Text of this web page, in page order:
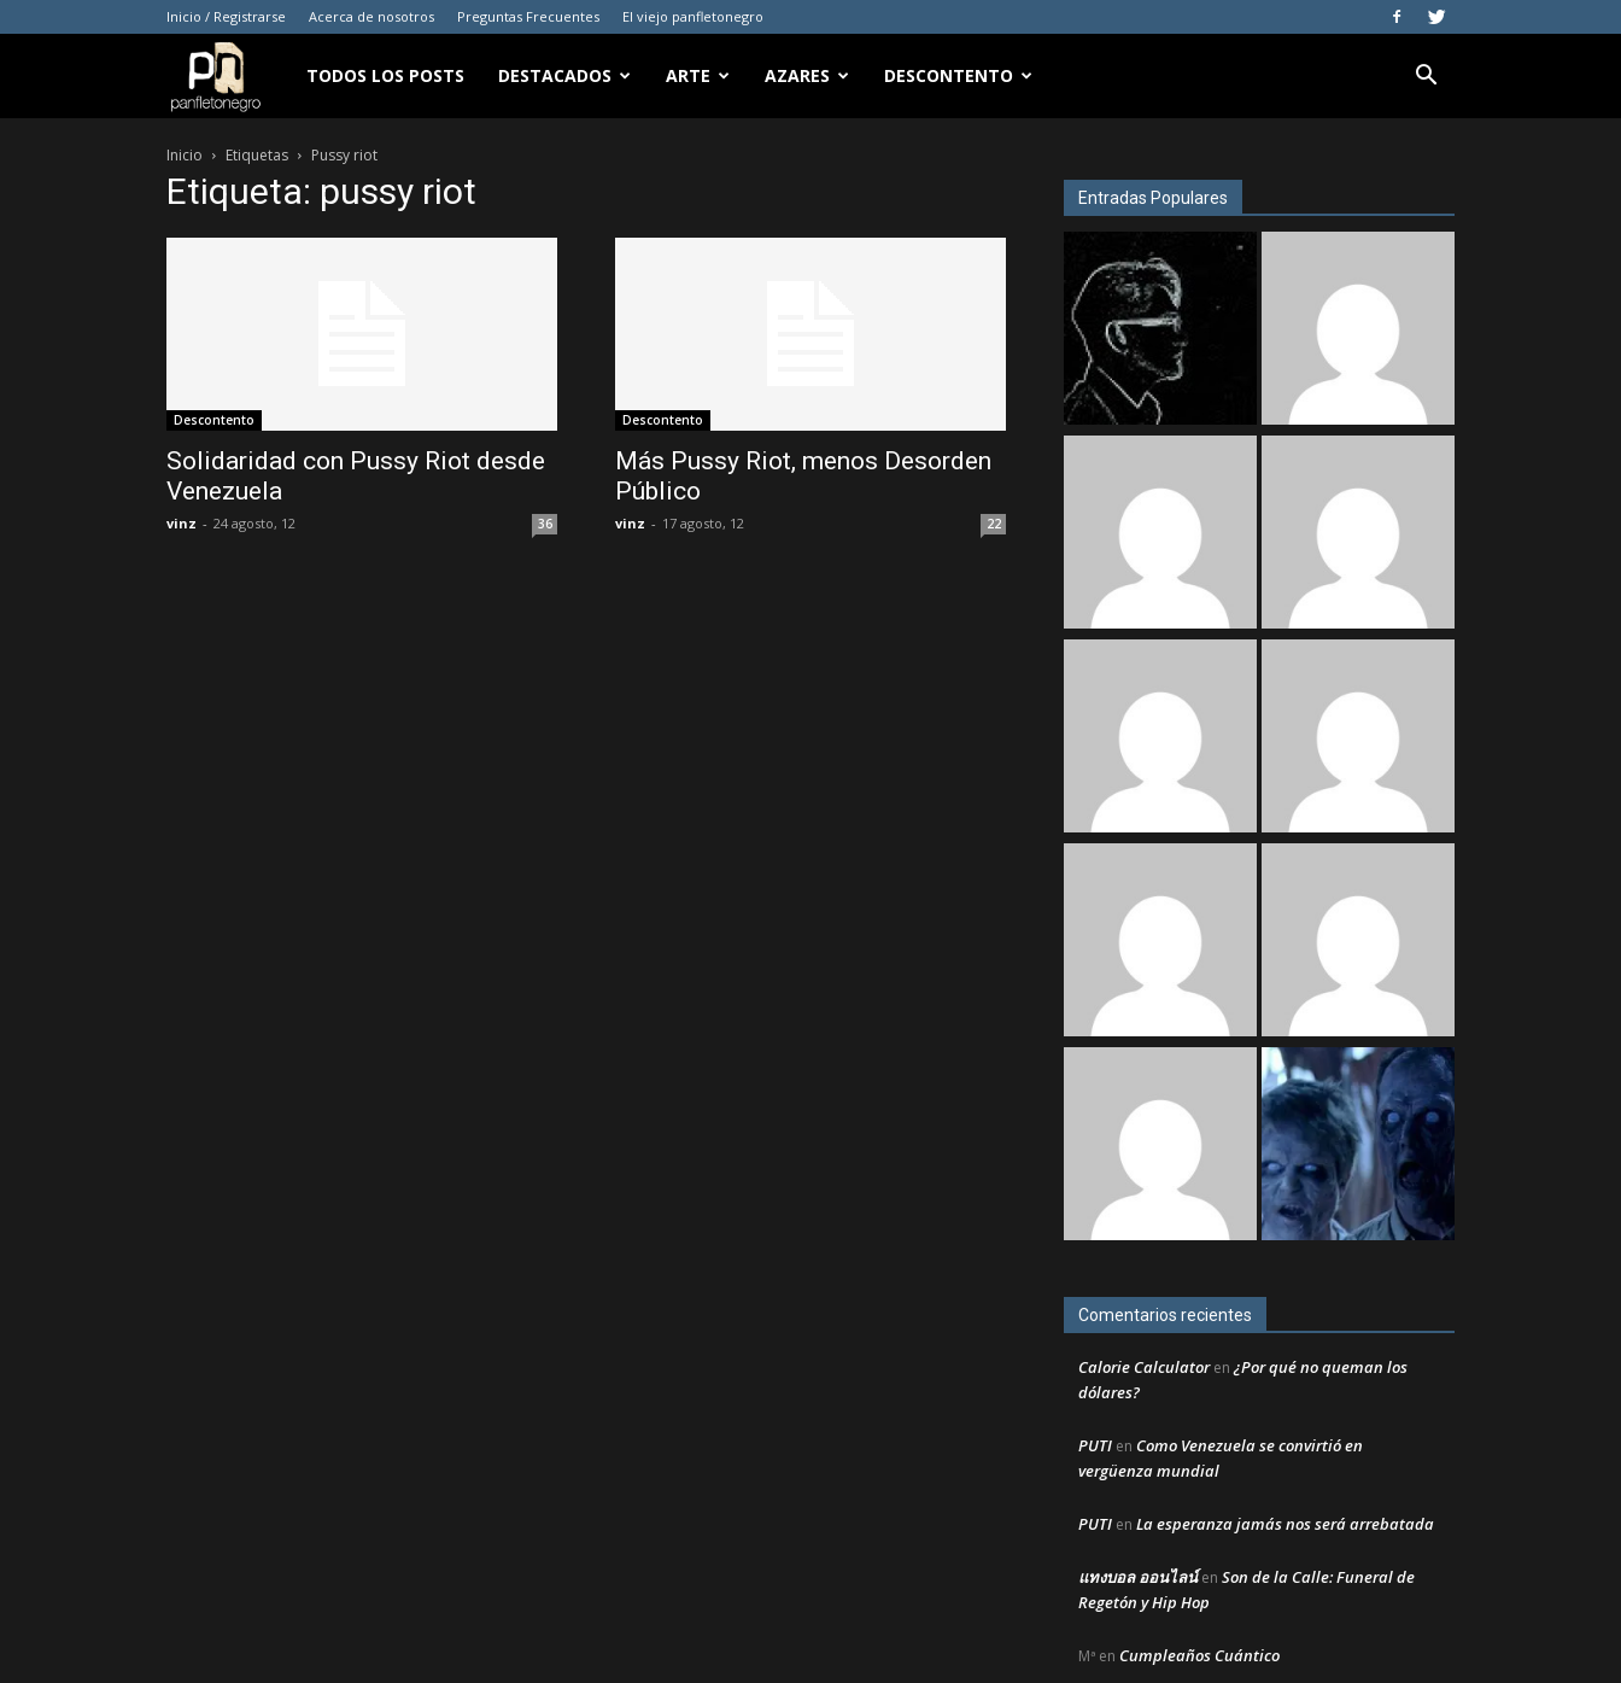
Inicio / Registrarse Acerca de nosotros Preguntas Frecuentes El viejo panfletonegro
panfletonegro
TODOS LOS POSTS DESTACADOS ARTE AZARES DESCONTENTO
Inicio Etiquetas Pussy riot
Etiqueta: pussy riot
Descontento
Solidaridad con Pussy Riot desde
Venezuela
vinz - 24 agosto, 12 36
Descontento
Más Pussy Riot, menos Desorden
Público
vinz - 17 agosto, 12 22
Entradas Populares
Comentarios recientes
Calorie Calculatoren¿Por qué no queman los
dólares?
PUTI en Como Venezuela se convirtió en
vergüenza mundial
PUTI en La esperanza jamás nos será arrebatada
แทงบอล ออนไลน์en Son de la Calle: Funeral de
Regetón y Hip Hop
Mª en Cumpleaños Cuántico